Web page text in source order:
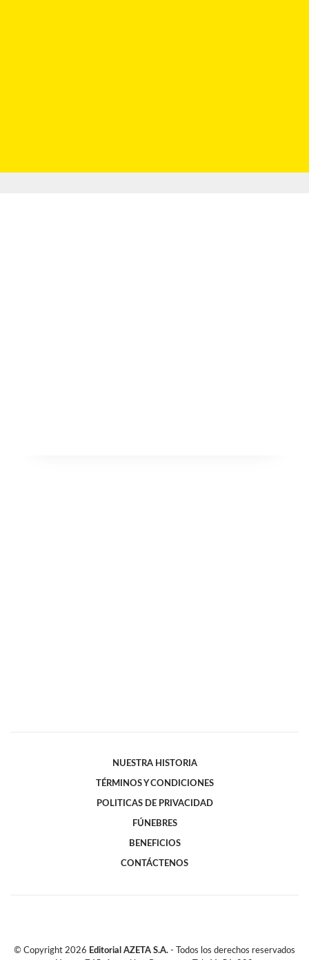
NUESTRA HISTORIA
TÉRMINOS Y CONDICIONES
POLITICAS DE PRIVACIDAD
FÚNEBRES
BENEFICIOS
CONTÁCTENOS
© Copyright 2026 Editorial AZETA S.A. - Todos los derechos reservados